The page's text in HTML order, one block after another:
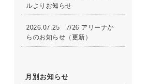
ルよりお知らせ
2026.07.25 7/26 アリーナか
らのお知らせ（更新）
月別お知らせ